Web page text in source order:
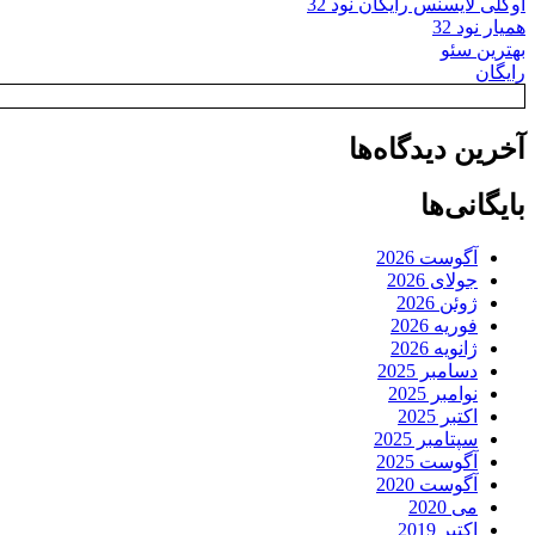
همیار نود 32
بهترین سئو
رایگان
آخرین دیدگاه‌ها
بایگانی‌ها
آگوست 2026
جولای 2026
ژوئن 2026
فوریه 2026
ژانویه 2026
دسامبر 2025
نوامبر 2025
اکتبر 2025
سپتامبر 2025
آگوست 2025
آگوست 2020
می 2020
اکتبر 2019